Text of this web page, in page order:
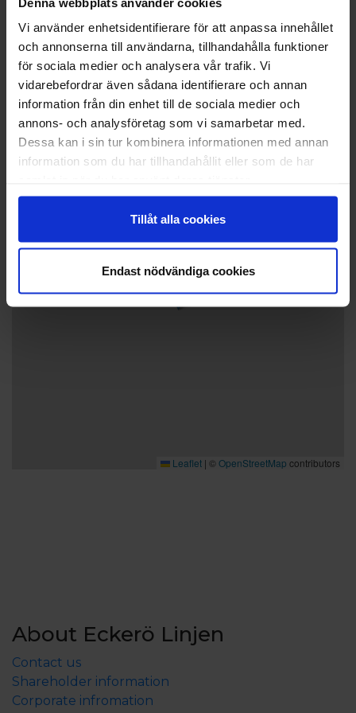
Vi använder enhetsidentifierare för att anpassa innehållet
och annonserna till användarna, tillhandahålla funktioner
för sociala medier och analysera vår trafik. Vi
vidarebefordrar även sådana identifierare och annan
information från din enhet till de sociala medier och
annons- och analysföretag som vi samarbetar med.
Dessa kan i sin tur kombinera informationen med annan
information som du har tillhandahållit eller som de har
Tillåt alla cookies
Endast nödvändiga cookies
Directions
Östernäsvägen 6, 22100 Mariehamn.
+
−
Leaflet | ©OpenStreetMap contributors
About Eckerö Linjen
Contact us
Shareholder information
Corporate infromation